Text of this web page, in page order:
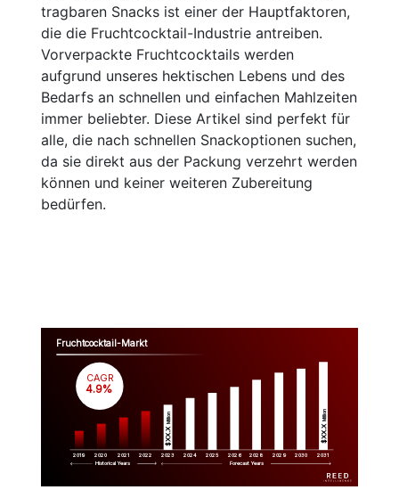
tragbaren Snacks ist einer der Hauptfaktoren,
die die Fruchtcocktail-Industrie antreiben.
Vorverpackte Fruchtcocktails werden
aufgrund unseres hektischen Lebens und des
Bedarfs an schnellen und einfachen Mahlzeiten
immer beliebter. Diese Artikel sind perfekt für
alle, die nach schnellen Snackoptionen suchen,
da sie direkt aus der Packung verzehrt werden
können und keiner weiteren Zubereitung
bedürfen.
Fruchtcocktail-Markt
2019 2020 2021 2022 2023 2024 2025 2026 2028 2029 2030 2031
$XX.X
Million
$XX.X
Million
CAGR
4.9%
Historical Years Forecast Years